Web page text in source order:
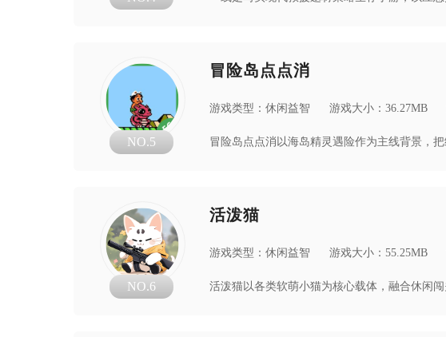
NO.5
冒险岛点点消
游戏类型：休闲益智 游戏大小：36.27MB
NO.6
活泼猫
游戏类型：休闲益智 游戏大小：55.25MB